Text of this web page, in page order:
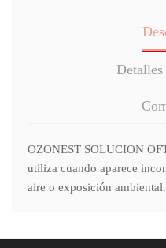
OZONEST SOLUCION
utiliza cuando aparece
aire o exposición ambiental.